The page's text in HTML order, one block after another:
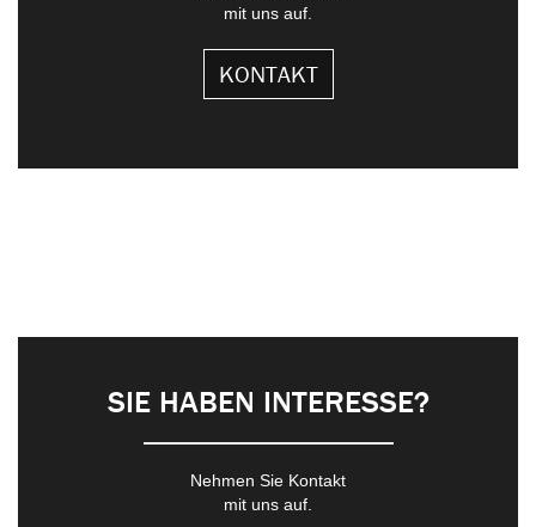
mit uns auf.
KONTAKT
SIE HABEN INTERESSE?
Nehmen Sie Kontakt
mit uns auf.